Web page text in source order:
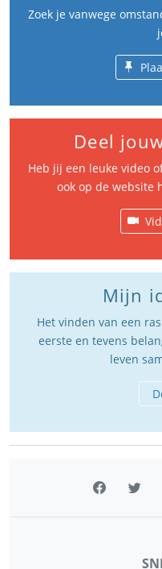
Zoek je vanwege
Deel
Heb jij een leuke video
ook op de website
Mijn
Het vinden van een
eerste en tevens
leven